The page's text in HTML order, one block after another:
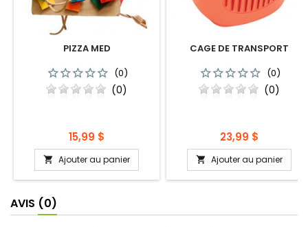
PIZZA MED
(0)
(0)
Prix
15,99 $
 Ajouter au panier
CAGE DE TRANSPORT
(0)
(0)
Prix
23,99 $
 Ajouter au panier
AVIS (0)